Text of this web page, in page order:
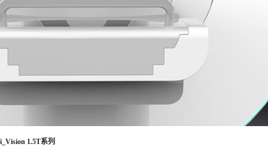
i_Vision 1.5T系列